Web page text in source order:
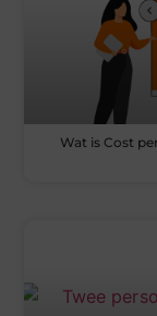
Wat is Cost